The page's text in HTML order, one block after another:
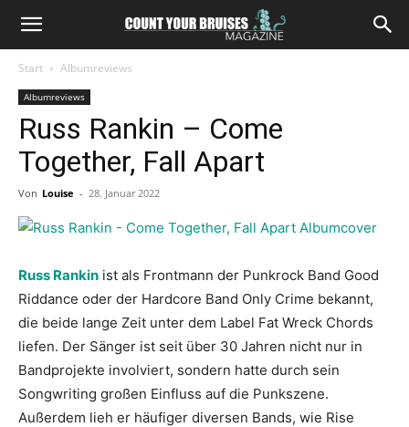
Start Albumreviews
Albumreviews
Russ Rankin – Come
Together, Fall Apart
Von Louise - 28. Januar 2022
Russ Rankin ist als Frontmann der Punkrock Band Good
Riddance oder der Hardcore Band Only Crime bekannt,
die beide lange Zeit unter dem Label Fat Wreck Chords
liefen. Der Sänger ist seit über 30 Jahren nicht nur in
Bandprojekte involviert, sondern hatte durch sein
Songwriting großen Einfluss auf die Punkszene.
Außerdem lieh er häufiger diversen Bands, wie Rise